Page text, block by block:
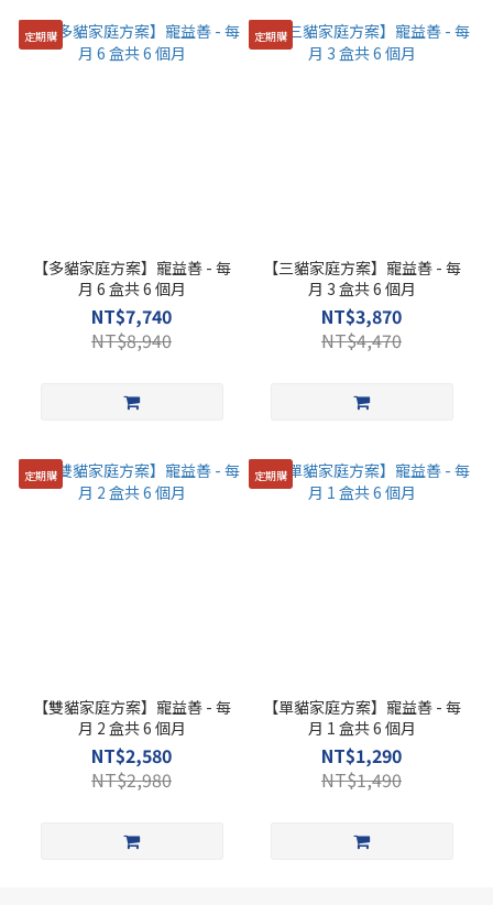
定期購
【多貓家庭方案】寵益善 - 每
月 6 盒共 6 個月
NT$7,740
NT$8,940
定期購
【三貓家庭方案】寵益善 - 每
月 3 盒共 6 個月
NT$3,870
NT$4,470
定期購
【雙貓家庭方案】寵益善 - 每
月 2 盒共 6 個月
NT$2,580
NT$2,980
定期購
【單貓家庭方案】寵益善 - 每
月 1 盒共 6 個月
NT$1,290
NT$1,490